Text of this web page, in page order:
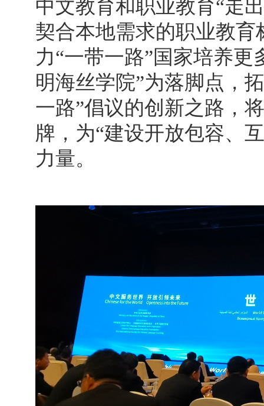
中文教育和职业教育“走
契合本地需求的职业教
力“一带一路”国家培养
明海丝学院”为落脚点，
一路”倡议的创新之路，
牌，为“建设开放包容、
力量。